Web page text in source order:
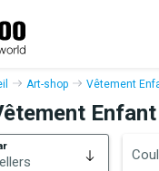
Art-shop Vêtement